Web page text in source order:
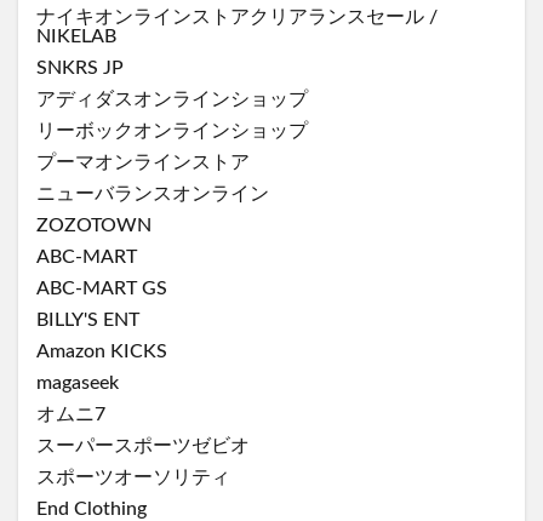
ナイキオンラインストアクリアランスセール /
NIKELAB
SNKRS JP
アディダスオンラインショップ
リーボックオンラインショップ
プーマオンラインストア
ニューバランスオンライン
ZOZOTOWN
ABC-MART
ABC-MART GS
BILLY'S ENT
Amazon KICKS
magaseek
オムニ7
スーパースポーツゼビオ
スポーツオーソリティ
End Clothing